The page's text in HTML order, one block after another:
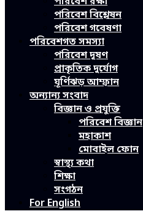
পরিবেশ বিশ্লেষন
পরিবেশ গবেষণা
পরিবেশগত সমস্যা
পরিবেশ দূষণ
প্রাকৃতিক দুর্যোগ
ঘূর্ণিঝড় আম্ফান
অন্যান্য সংবাদ
বিজ্ঞান ও প্রযুক্তি
পরিবেশ বিজ্ঞান
মহাকাশ
মোবাইল ফোন
স্বাস্থ্য কথা
শিক্ষা
সংগঠন
For English